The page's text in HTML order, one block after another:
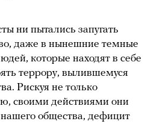
ни пытались запугать
даже в нынешние темные
которые находят в себе
террору, вылившемуся
Рискуя не только
своими действиями они
общества, дефицит